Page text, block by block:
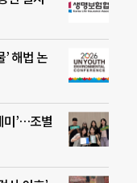
해법 논
미’…조별